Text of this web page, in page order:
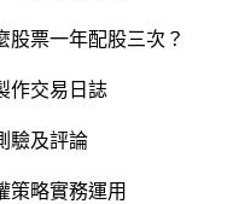
股票一年配股三次？
作交易日誌
驗及評論
策略實務運用